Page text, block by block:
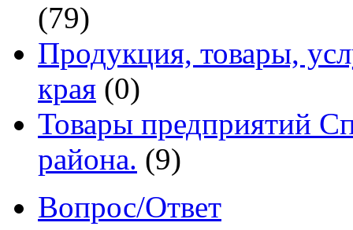
(79)
Продукция, товары,
края (0)
Товары предприятий
района. (9)
Вопрос/Ответ